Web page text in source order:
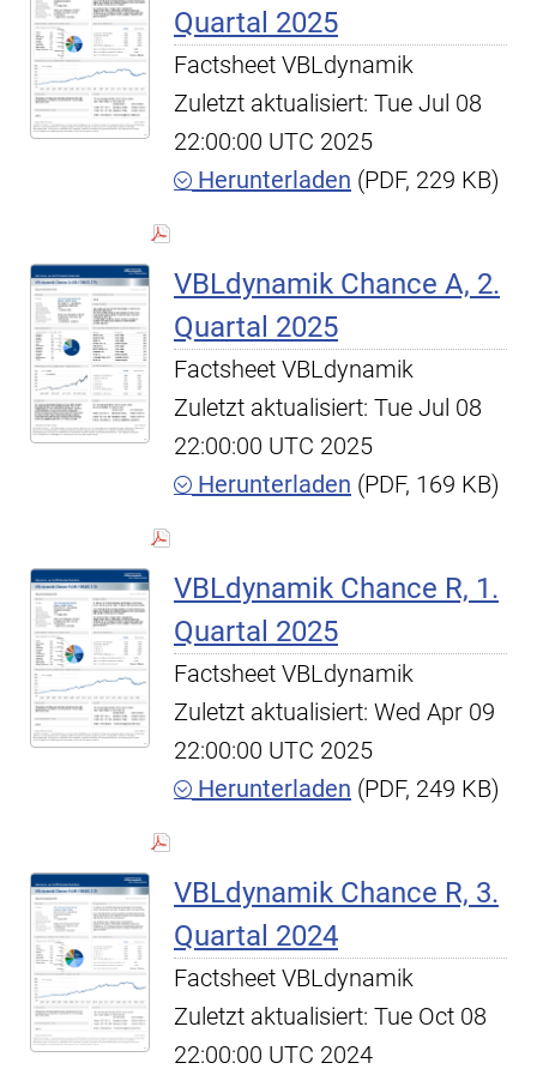
Quartal 2025
Factsheet VBLdynamik
Zuletzt aktualisiert: Tue Jul 08
22:00:00 UTC 2025
Herunterladen (PDF, 229 KB)
VBLdynamik Chance A, 2.
Quartal 2025
Factsheet VBLdynamik
Zuletzt aktualisiert: Tue Jul 08
22:00:00 UTC 2025
Herunterladen (PDF, 169 KB)
VBLdynamik Chance R, 1.
Quartal 2025
Factsheet VBLdynamik
Zuletzt aktualisiert: Wed Apr 09
22:00:00 UTC 2025
Herunterladen (PDF, 249 KB)
VBLdynamik Chance R, 3.
Quartal 2024
Factsheet VBLdynamik
Zuletzt aktualisiert: Tue Oct 08
22:00:00 UTC 2024